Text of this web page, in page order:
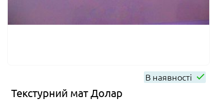
В наявності
Текстурний мат Долар